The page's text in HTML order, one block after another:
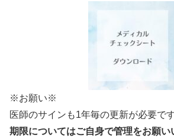
※お願い※
医師のサインも1年毎の更新が必要です
期限についてはご自身で管理をお願い